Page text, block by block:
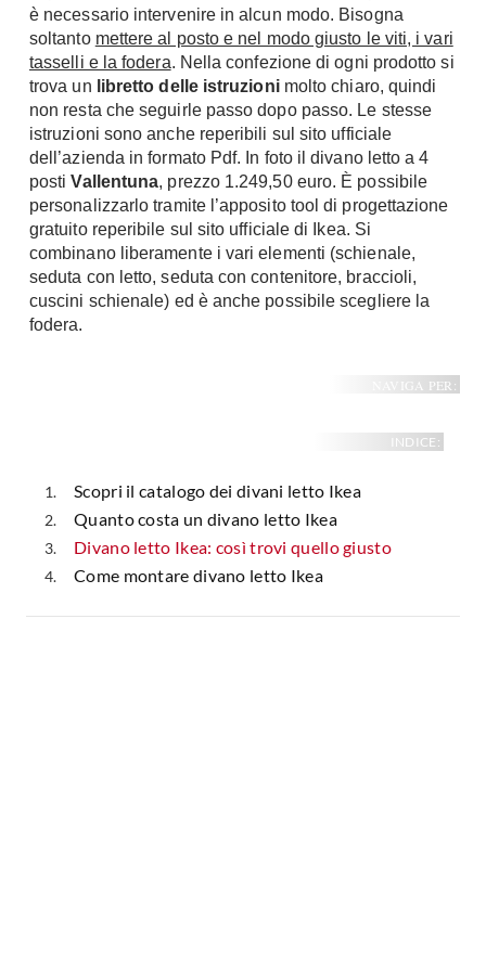
è necessario intervenire in alcun modo. Bisogna
soltanto mettere al posto e nel modo giusto le viti, i vari
tasselli e la fodera. Nella confezione di ogni prodotto si
trova un libretto delle istruzionimolto chiaro, quindi
non resta che seguirle passo dopo passo. Le stesse
istruzioni sono anche reperibili sul sito ufficiale
dell’azienda in formato Pdf. In foto il divano letto a 4
postiVallentuna, prezzo 1.249,50 euro. È possibile
personalizzarlo tramite l’apposito tool di progettazione
gratuito reperibile sul sito ufficiale di Ikea. Si
combinano liberamente i vari elementi (schienale,
seduta con letto, seduta con contenitore, braccioli,
cuscini schienale) ed è anche possibile scegliere la
fodera.
NAVIGA PER:
INDICE:
Scopri il catalogo dei divani letto Ikea
Quanto costa un divano letto Ikea
Divano letto Ikea: così trovi quello giusto
Come montare divano letto Ikea